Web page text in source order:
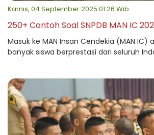
Kamis, 04 September 2025 01:26 Wib
250+ Contoh Soal SNPDB MAN IC
Masuk ke MAN Insan Cendekia (MAN IC)
banyak siswa berprestasi dari seluruh